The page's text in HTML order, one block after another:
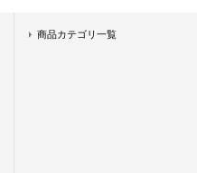
商品カテゴリ一覧